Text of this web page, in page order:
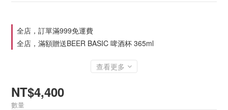
全店，訂單滿999免運費
全店，滿額贈送BEER BASIC 啤酒杯 365ml
查看更多
NT$4,400
數量